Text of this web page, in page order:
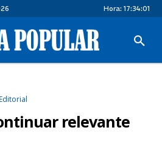
Hora: 17:34:02
relevante